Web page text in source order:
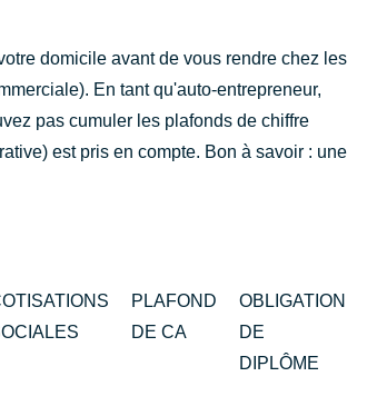
domicile avant de vous rendre chez les
En tant qu'auto-entrepreneur,
pas cumuler les plafonds de chiffre
est pris en compte. Bon à savoir : une
PLAFOND
DE CA
OBLIGATION
DE
DIPLÔME